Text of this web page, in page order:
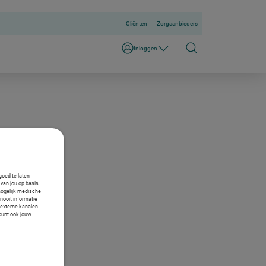
Cliënten Zorgaanbieders
Inloggen
te laten
jou op basis
medische
informatie
kanalen
ook jouw